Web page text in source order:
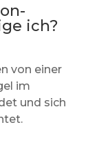
ich?
von einer
im
und sich